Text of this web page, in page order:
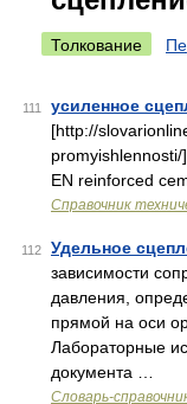
Толкование
111 усиленное
[http://
EN reinforced
Справочник
112 Удельное
зависимости
давления,
прямой на оси
Лабораторные
документа …
Словарь-